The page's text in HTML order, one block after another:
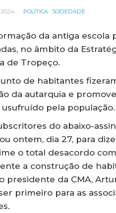
2024 POLÍTICA SOCIEDADE
da antiga escola
no âmbito da
de Tropeço.
de habitantes
da autarquia e
usufruído pela população.
do abaixo-
ontem, dia 27, para
o total desacordo
a construção de
presidente da CMA,
primeiro para as